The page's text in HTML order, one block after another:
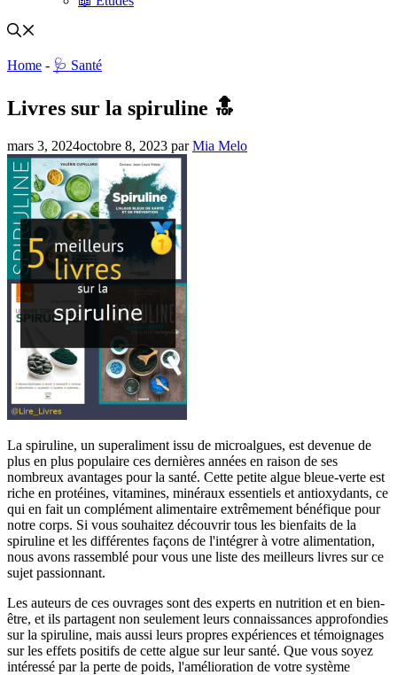
Home - 🩺 Santé
Livres sur la spiruline 🔝
mars 3, 2024octobre 8, 2023 parMia Melo
La spiruline, un superaliment issu de microalgues, est devenue de
plus en plus populaire ces dernières années en raison de ses
nombreux avantages pour la santé. Cette petite algue bleue-verte est
riche en protéines, vitamines, minéraux essentiels et antioxydants, ce
qui en fait un complément alimentaire extrêmement bénéfique pour
notre corps. Si vous souhaitez découvrir tous les bienfaits de la
spiruline et les différentes façons de l'intégrer à votre alimentation,
nous avons rassemblé pour vous une liste des meilleurs livres sur ce
sujet passionnant.
Les auteurs de ces ouvrages sont des experts en nutrition et en bien-
être, et ils partagent non seulement leurs connaissances approfondies
sur la spiruline, mais aussi leurs propres expériences et témoignages
sur les effets positifs de cette algue sur leur santé. Que vous soyez
intéressé par la perte de poids, l'amélioration de votre système